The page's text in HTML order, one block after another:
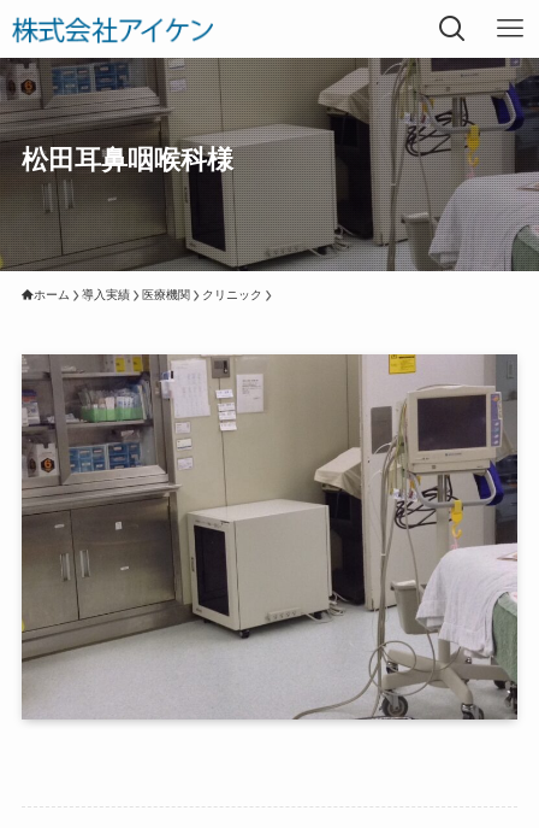
松田耳鼻咽喉科様
ホーム 導入実績 医療機関 クリニック